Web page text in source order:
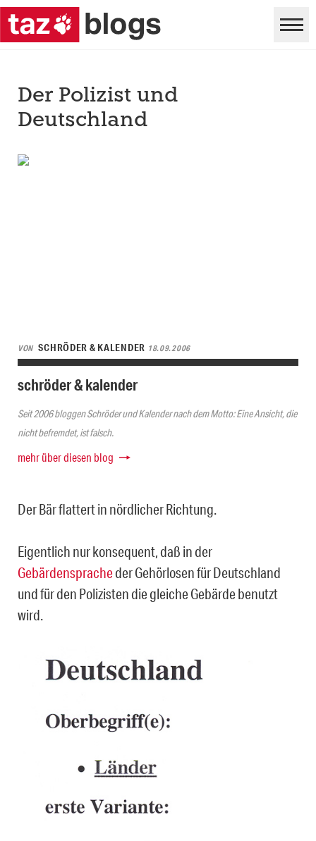
Der Polizist und
Deutschland
VON SCHRÖDER & KALENDER 18.09.2006
schröder & kalender
Seit 2006 bloggen Schröder und Kalender nach dem Motto: Eine Ansicht, die
nicht befremdet, ist falsch.
mehr über diesen blog
Der Bär flattert in nördlicher Richtung.
Eigentlich nur konsequent, daß in der
Gebärdenspracheder Gehörlosen für Deutschland
und für den Polizisten die gleiche Gebärde benutzt
wird.